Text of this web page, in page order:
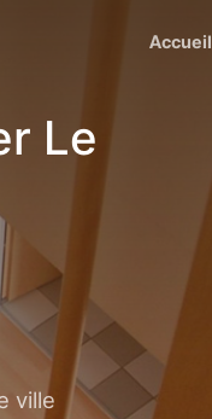
Accueil
Le
ville